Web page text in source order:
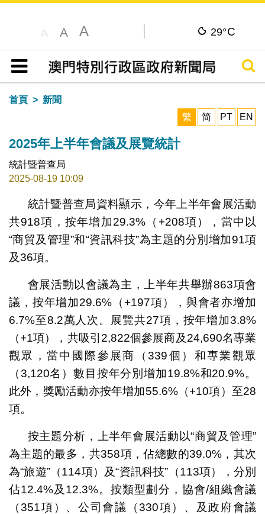
A A A 29°C
目錄
搜尋
首頁
新聞
繁
简 PT EN
2025年上半年會議及展覽統計
統計暨普查局
2025-08-19 10:09
統計暨普查局資料顯示，今年上半年會展活動
共918項，按年增加29.3%（+208項），當中以
“商貿及管理”和“資訊科技”為主題的分別增加91項
及36項。
會展活動以會議為主，上半年共舉辦863項會
議，按年增加29.6%（+197項），與會者亦增加
6.7%至8.2萬人次。展覽共27項，按年增加3.8%
（+1項），共吸引2,822個參展商及24,690名專業
觀眾，當中國際參展商（339個）和專業觀眾
（3,120名）數目按年分別增加19.8%和20.9%。
此外，獎勵活動亦按年增加55.6%（+10項）至28
項。
按主題分析，上半年會展活動以“商貿及管理”
為主題的最多，共358項，佔總數的39.0%，其次
為“旅遊”（114項）及“資訊科技”（113項），分別
佔12.4%及12.3%。按類型劃分，協會/組織會議
（351項）、公司會議（330項）、及政府會議